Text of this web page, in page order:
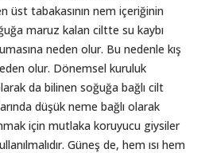
üst tabakasının nem içeriğinin
maruz kalan ciltte su kaybı
neden olur. Bu nedenle kış
olur. Dönemsel kuruluk
da bilinen soğuğa bağlı cilt
düşük neme bağlı olarak
için mutlaka koruyucu giysiler
Güneş de, hem ısı hem